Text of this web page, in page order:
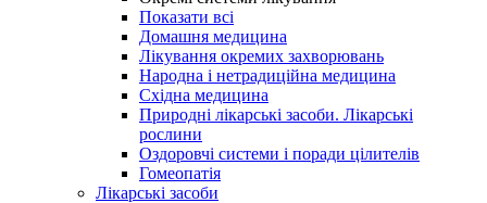
Показати всі
Домашня медицина
Лікування окремих захворювань
Народна і нетрадиційна медицина
Східна медицина
Природні лікарські засоби. Лікарські
рослини
Оздоровчі системи і поради цілителів
Гомеопатія
Лікарські засоби